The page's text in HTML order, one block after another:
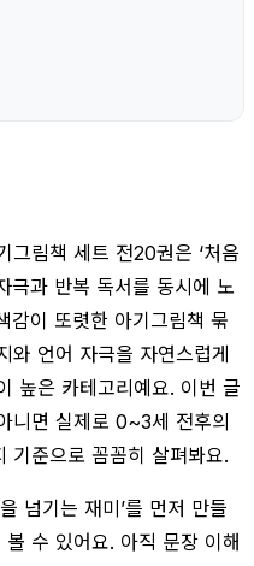
그림책 세트 전20권은 ‘처음
극과 반복 독서를 동시에 노
감이 또렷한 아기그림책 묶
와 언어 자극을 자연스럽게
높은 카테고리예요. 이번 글
니면 실제로 0~3세 전후의
기준으로 꼼꼼히 살펴봐요.
넘기는 재미’를 먼저 만들
수 있어요. 아직 문장 이해